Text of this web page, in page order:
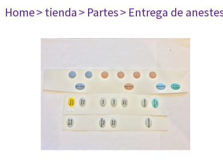
Home> tienda> Partes> Entrega de